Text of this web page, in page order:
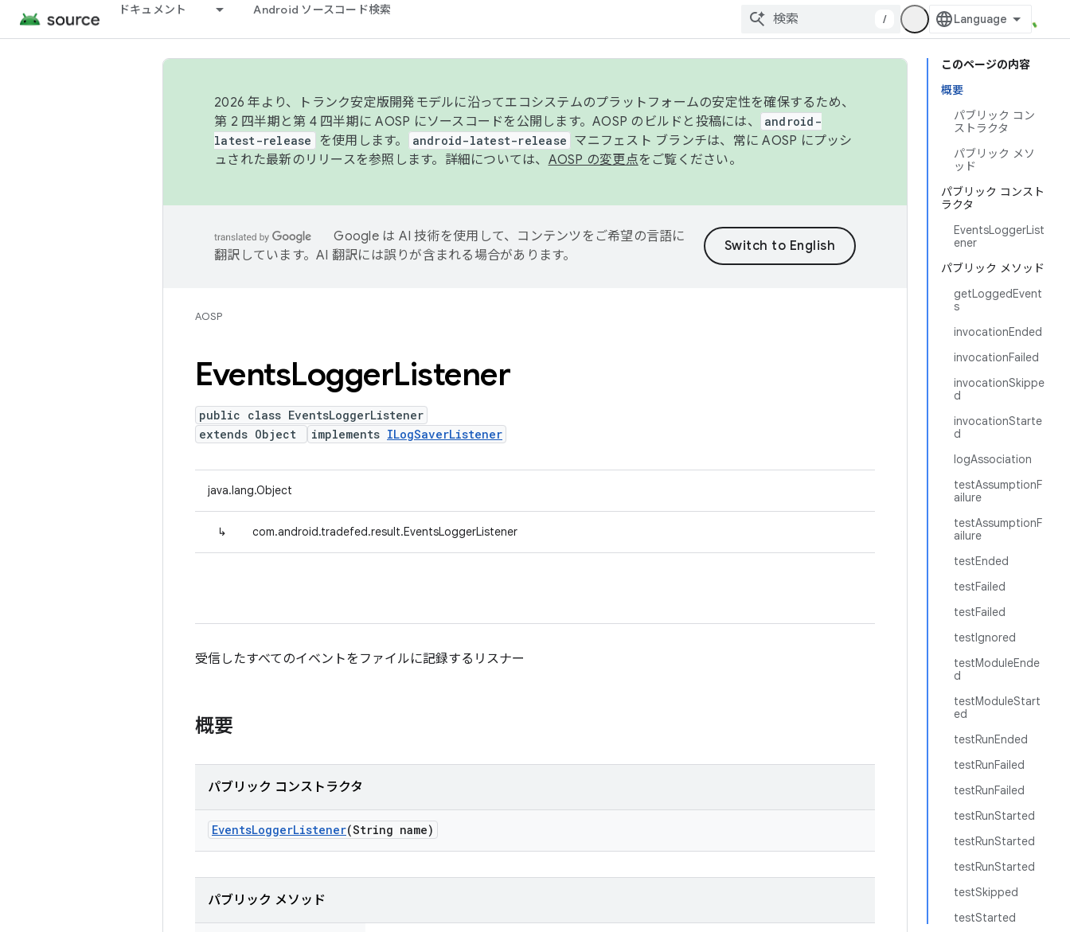
ドキュメント Android ソースコード検索
/
このページの内容
概要
パブリック コン
ストラクタ
パブリック メソ
ッド
パブリック コンスト
ラクタ
EventsLoggerList
ener
パブリック メソッド
getLoggedEvent
s
invocationEnded
invocationFailed
invocationSkippe
d
invocationStarte
d
logAssociation
testAssumptionF
ailure
testAssumptionF
ailure
testEnded
testFailed
testFailed
testIgnored
testModuleEnde
d
testModuleStart
ed
testRunEnded
testRunFailed
testRunFailed
testRunStarted
testRunStarted
testRunStarted
testSkipped
testStarted
2026 年より、トランク安定版開発モデルに沿ってエコシステムのプラットフォームの安定性を確保するため、
第 2 四半期と第 4 四半期に AOSP にソースコードを公開します。AOSP のビルドと投稿には、
android-
latest-release
を使用します。 android-latest-release マニフェスト ブランチは、常に AOSP にプッシ
ュされた最新のリリースを参照します。詳細については、 AOSP の変更点をご覧ください。
Google は AI 技術を使用して、コンテンツをご希望の言語に
翻訳しています。AI 翻訳には誤りが含まれる場合があります。
AOSP
EventsLoggerListener
public class EventsLoggerListener
extends Object
implements ILogSaverListener
java.lang.Object
↳ com.android.tradefed.result.EventsLoggerListener
受信したすべてのイベントをファイルに記録するリスナー
概要
パブリック コンストラクタ
EventsLoggerListener(String name)
パブリック メソッド